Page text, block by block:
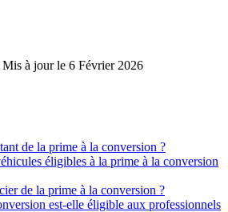
Mis à jour le 6 Février 2026
de la prime à la conversion ?
éligibles à la prime à la conversion
de la prime à la conversion ?
est-elle éligible aux professionnels